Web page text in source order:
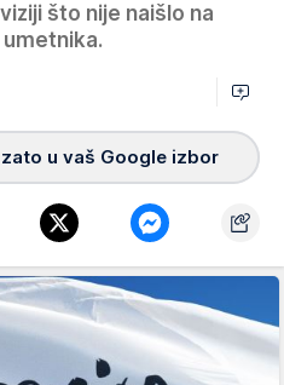
što nije naišlo na
u vaš Google izbor